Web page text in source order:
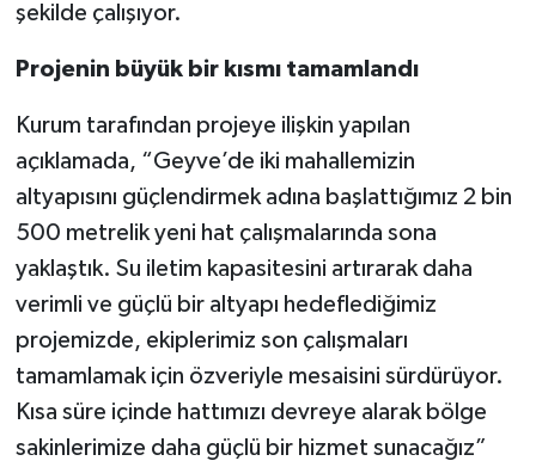
şekilde çalışıyor.
Projenin büyük bir kısmı tamamlandı
Kurum tarafından projeye ilişkin yapılan
açıklamada, “Geyve’de iki mahallemizin
altyapısını güçlendirmek adına başlattığımız 2 bin
500 metrelik yeni hat çalışmalarında sona
yaklaştık. Su iletim kapasitesini artırarak daha
verimli ve güçlü bir altyapı hedeflediğimiz
projemizde, ekiplerimiz son çalışmaları
tamamlamak için özveriyle mesaisini sürdürüyor.
Kısa süre içinde hattımızı devreye alarak bölge
sakinlerimize daha güçlü bir hizmet sunacağız”